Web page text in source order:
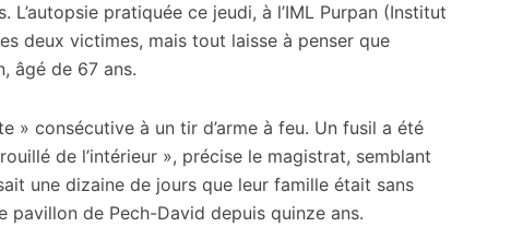
L’autopsie pratiquée ce jeudi, à l’IML Purpan (Institut
deux victimes, mais tout laisse à penser que
âgé de 67 ans.
» consécutive à un tir d’arme à feu. Un fusil a été
de l’intérieur », précise le magistrat, semblant
une dizaine de jours que leur famille était sans
pavillon de Pech-David depuis quinze ans.